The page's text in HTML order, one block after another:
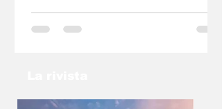
GP 2025 Torino offre servizi e consulenze per
startup e PMI, sia dal punto di vista fiscale che